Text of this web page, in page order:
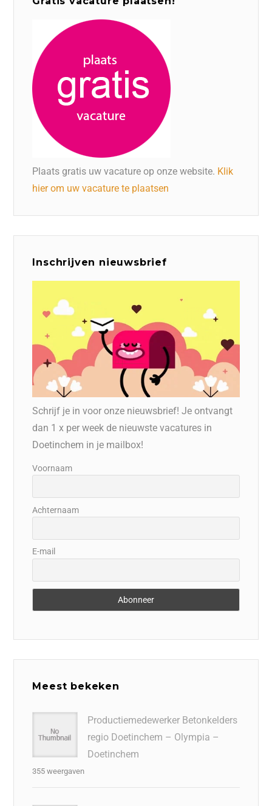
Plaats gratis uw vacature op onze website. Klik
hier om uw vacature te plaatsen
Inschrijven nieuwsbrief
Schrijf je in voor onze nieuwsbrief! Je ontvangt
dan 1 x per week de nieuwste vacatures in
Doetinchem in je mailbox!
Voornaam
Achternaam
E-mail
Meest bekeken
Productiemedewerker Betonkelders
regio Doetinchem – Olympia –
Doetinchem
355 weergaven